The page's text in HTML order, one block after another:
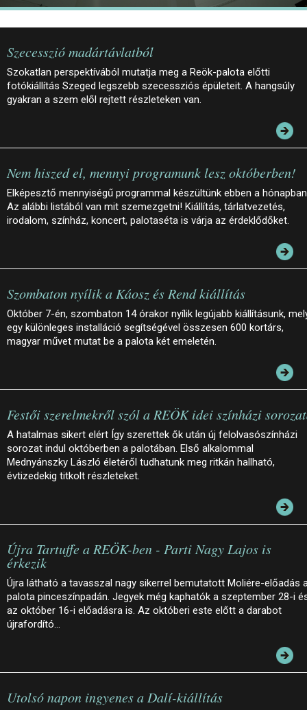
Szecesszió madártávlatból
Szokatlan perspektívából mutatja meg a Reök-palota előtti
fotókiállítás Szeged legszebb szecessziós épületeit. A hangsúly
gyakran a szem elől rejtett részleteken van.
Nem hiszed el, mennyi programunk lesz októberben!
Elképesztő mennyiségű programmal készültünk ebben a
Az alábbi listából van mit szemezgetni! Kiállítás, tárlatvezetés,
irodalom, színház, koncert, palotaséta is várja az érdeklődőket.
Szombaton nyílik a Káosz és Rend kiállítás
Október 7-én, szombaton 14 órakor nyílik legújabb kiállításunk,
egy különleges installáció segítségével összesen 600 kortárs,
magyar művet mutat be a palota két emeletén.
Festői szerelmekről szól a REÖK idei színházi
A hatalmas sikert elért Így szerettek ők után új felolvasószínházi
sorozat indul októberben a palotában. Első alkalommal
Mednyánszky László életéről tudhatunk meg ritkán hallható,
évtizedekig titkolt részleteket.
Újra Tartuffe a REÖK-ben - Parti Nagy Lajos is
érkezik
Újra látható a tavasszal nagy sikerrel bemutatott Moliére-előadás
palota pinceszínpadán. Jegyek még kaphatók a szeptember 28-i
az október 16-i előadásra is. Az októberi este előtt a darabot
újrafordító…
Utolsó napon ingyenes a Dalí-kiállítás